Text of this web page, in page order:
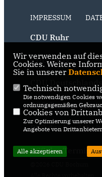
IMPRESSUM
CDU Ruhr
CDU NRW
RSS der
RSS der
RSS der Termine
Wir verwenden auf
Cookies. Weitere
Sie in unserer
Technisch
Die notwendigen Cookies
ordnungsgemäßen
Cookies von
Zur Optimierung unserer
Angebote von
Alle akzeptieren